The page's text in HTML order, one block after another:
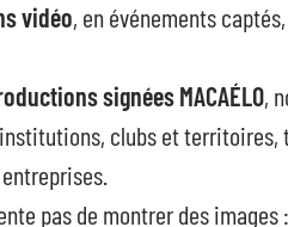
vidéo, en événements
signées MACAÉLO,
clubs et territoires,
pas de montrer des